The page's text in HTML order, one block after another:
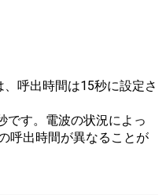
呼出時間は15秒に設定さ
です。電波の状況によっ
呼出時間が異なることが